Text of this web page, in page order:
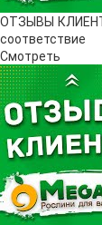
ОТЗЫВЫ
соответствие
Смотреть